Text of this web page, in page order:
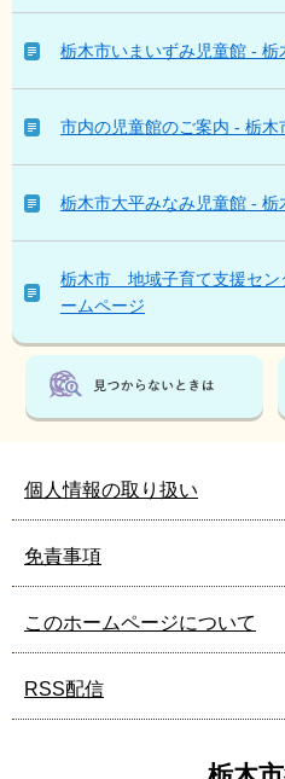
見
て
い
る
人
こ
ん
ジ
も
見
い
栃木市いまいずみ児童館 - 栃
市内の児童館のご案内 - 栃木
栃木市大平みなみ児童館 - 栃
栃木市 地域子育て支援セン
ームページ
個人情報の取り扱い
免責事項
このホームページについて
RSS配信